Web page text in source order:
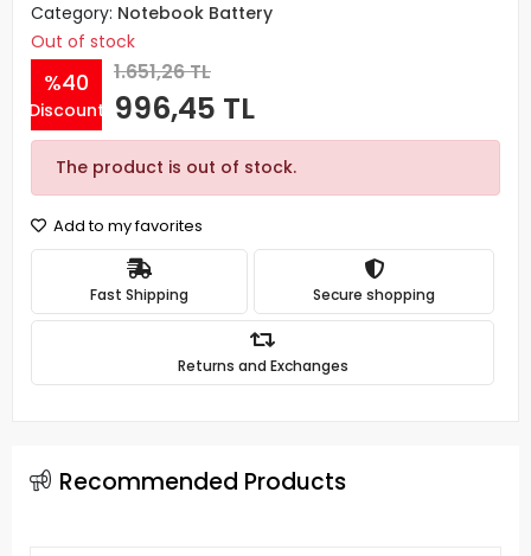
Category: Notebook Battery
Out of stock
%40
Discount
1.651,26 TL
996,45 TL
The product is out of stock.
Add to my favorites
Fast Shipping Secure shopping
Returns and Exchanges
Recommended Products